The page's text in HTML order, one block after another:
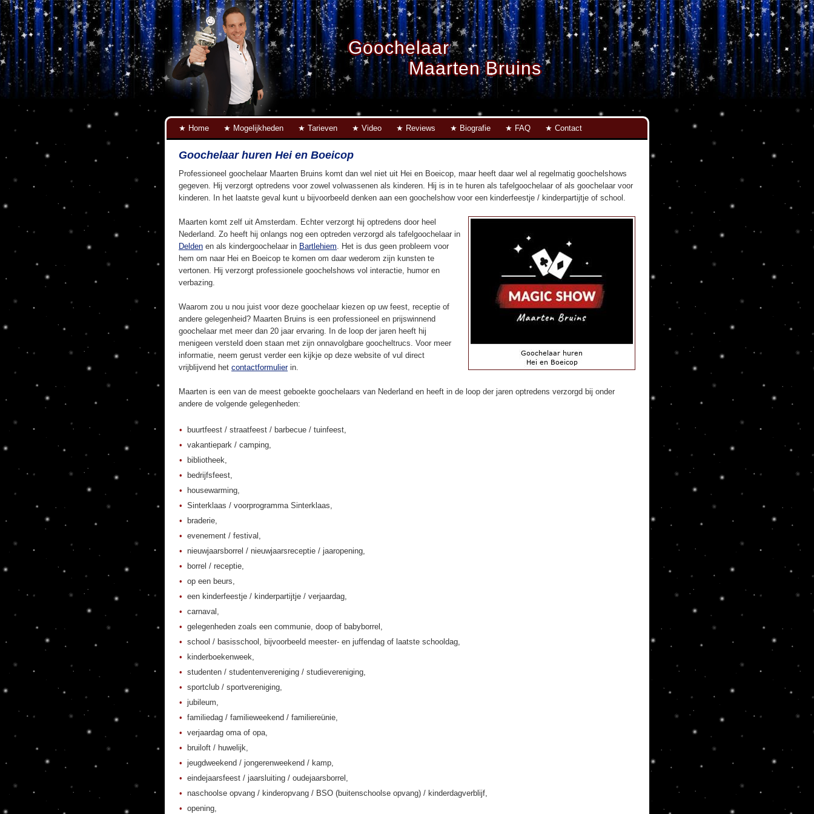
Goochelaar
Maarten Bruins
Home Mogelijkheden Tarieven Video Reviews Biografie FAQ Contact
Goochelaar huren Hei en Boeicop
Professioneel goochelaar Maarten Bruins komt dan wel niet uit Hei en Boeicop, maar heeft daar wel al regelmatig goochelshows
gegeven. Hij verzorgt optredens voor zowel volwassenen als kinderen. Hij is in te huren als tafelgoochelaar of als goochelaar voor
kinderen. In het laatste geval kunt u bijvoorbeeld denken aan een goochelshow voor een kinderfeestje / kinderpartijtje of school.
Maarten komt zelf uit Amsterdam. Echter verzorgt hij optredens door heel
Nederland. Zo heeft hij onlangs nog een optreden verzorgd als tafelgoochelaar in
Delden en als kindergoochelaar in Bartlehiem. Het is dus geen probleem voor
hem om naar Hei en Boeicop te komen om daar wederom zijn kunsten te
vertonen. Hij verzorgt professionele goochelshows vol interactie, humor en
verbazing.
Waarom zou u nou juist voor deze goochelaar kiezen op uw feest, receptie of
andere gelegenheid? Maarten Bruins is een professioneel en prijswinnend
goochelaar met meer dan 20 jaar ervaring. In de loop der jaren heeft hij
menigeen versteld doen staan met zijn onnavolgbare goocheltrucs. Voor meer
informatie, neem gerust verder een kijkje op deze website of vul direct
vrijblijvend het contactformulierin.
Maarten is een van de meest geboekte goochelaars van Nederland en heeft in de loop der jaren optredens verzorgd bij onder
andere de volgende gelegenheden:
buurtfeest / straatfeest / barbecue / tuinfeest,
vakantiepark / camping,
bibliotheek,
bedrijfsfeest,
housewarming,
Sinterklaas / voorprogramma Sinterklaas,
braderie,
evenement / festival,
nieuwjaarsborrel / nieuwjaarsreceptie / jaaropening,
borrel / receptie,
op een beurs,
een kinderfeestje / kinderpartijtje / verjaardag,
carnaval,
gelegenheden zoals een communie, doop of babyborrel,
school / basisschool, bijvoorbeeld meester- en juffendag of laatste schooldag,
kinderboekenweek,
studenten / studentenvereniging / studievereniging,
sportclub / sportvereniging,
jubileum,
familiedag / familieweekend / familiereünie,
verjaardag oma of opa,
bruiloft / huwelijk,
jeugdweekend / jongerenweekend / kamp,
eindejaarsfeest / jaarsluiting / oudejaarsborrel,
naschoolse opvang / kinderopvang / BSO (buitenschoolse opvang) / kinderdagverblijf,
opening,